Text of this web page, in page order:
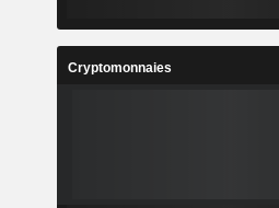
Cryptomonnaies